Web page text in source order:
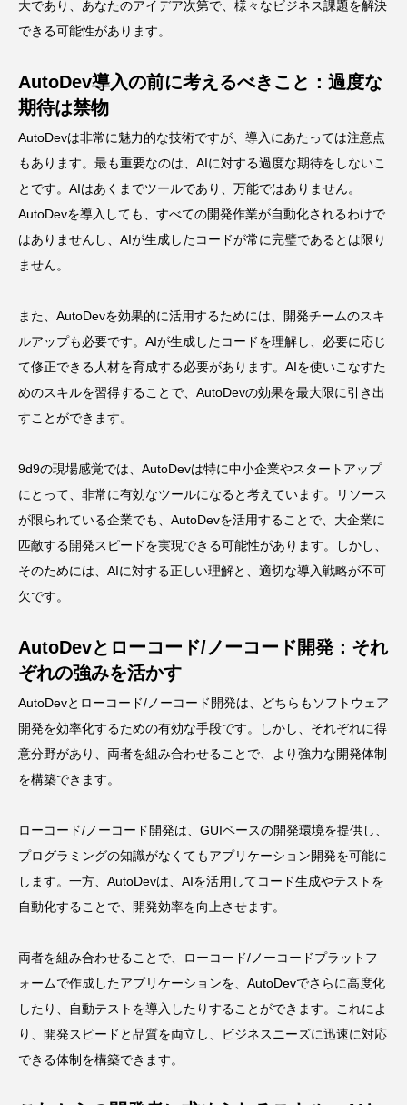
大であり、あなたのアイデア次第で、様々なビジネス課題を解決
できる可能性があります。
AutoDev導入の前に考えるべきこと：過度な
期待は禁物
AutoDevは非常に魅力的な技術ですが、導入にあたっては注意点
もあります。最も重要なのは、AIに対する過度な期待をしないこ
とです。AIはあくまでツールであり、万能ではありません。
AutoDevを導入しても、すべての開発作業が自動化されるわけで
はありませんし、AIが生成したコードが常に完璧であるとは限り
ません。
また、AutoDevを効果的に活用するためには、開発チームのスキ
ルアップも必要です。AIが生成したコードを理解し、必要に応じ
て修正できる人材を育成する必要があります。AIを使いこなすた
めのスキルを習得することで、AutoDevの効果を最大限に引き出
すことができます。
9d9の現場感覚では、AutoDevは特に中小企業やスタートアップ
にとって、非常に有効なツールになると考えています。リソース
が限られている企業でも、AutoDevを活用することで、大企業に
匹敵する開発スピードを実現できる可能性があります。しかし、
そのためには、AIに対する正しい理解と、適切な導入戦略が不可
欠です。
AutoDevとローコード/ノーコード開発：それ
ぞれの強みを活かす
AutoDevとローコード/ノーコード開発は、どちらもソフトウェア
開発を効率化するための有効な手段です。しかし、それぞれに得
意分野があり、両者を組み合わせることで、より強力な開発体制
を構築できます。
ローコード/ノーコード開発は、GUIベースの開発環境を提供し、
プログラミングの知識がなくてもアプリケーション開発を可能に
します。一方、AutoDevは、AIを活用してコード生成やテストを
自動化することで、開発効率を向上させます。
両者を組み合わせることで、ローコード/ノーコードプラットフ
ォームで作成したアプリケーションを、AutoDevでさらに高度化
したり、自動テストを導入したりすることができます。これによ
り、開発スピードと品質を両立し、ビジネスニーズに迅速に対応
できる体制を構築できます。